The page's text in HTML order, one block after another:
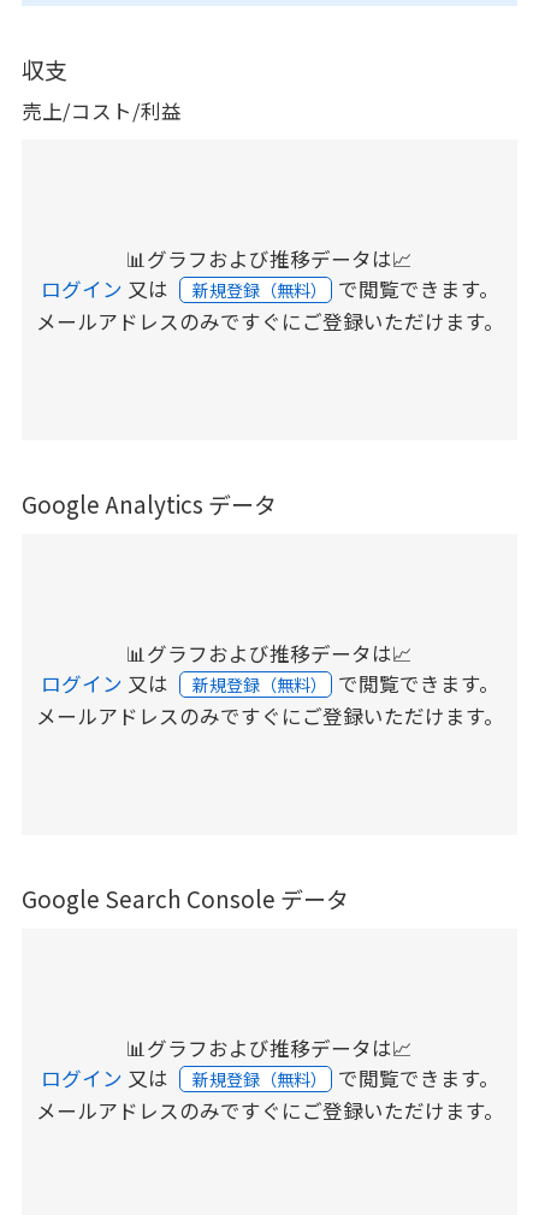
収支
売上/コスト/利益
📊グラフおよび推移データは📈
ログイン 又は 新規登録（無料） で閲覧できます。
メールアドレスのみですぐにご登録いただけます。
Google Analytics データ
📊グラフおよび推移データは📈
ログイン 又は 新規登録（無料） で閲覧できます。
メールアドレスのみですぐにご登録いただけます。
Google Search Console データ
📊グラフおよび推移データは📈
ログイン 又は 新規登録（無料） で閲覧できます。
メールアドレスのみですぐにご登録いただけます。